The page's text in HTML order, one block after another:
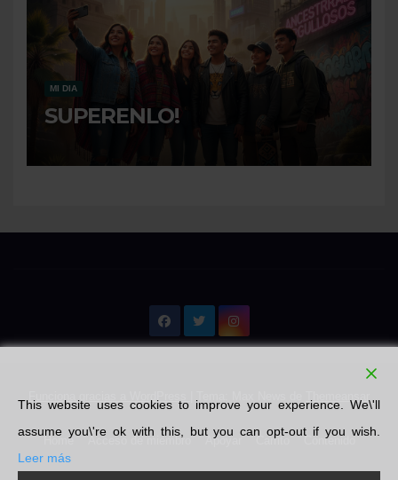
MI DIA
SUPERENLO!
Home Acceso de miembro Apoyar Carrito Contenido
This website uses cookies to improve your experience. We\'ll
assume you\'re ok with this, but you can opt-out if you wish.
Leer más